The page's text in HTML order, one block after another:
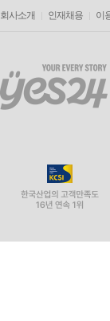
회사소개 인재채용 이